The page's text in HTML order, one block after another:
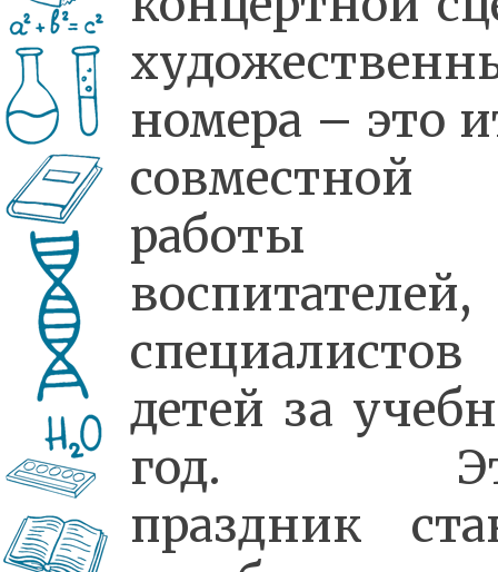
номера – это
совместной
работы
воспитателей,
детей за
год.
праздник